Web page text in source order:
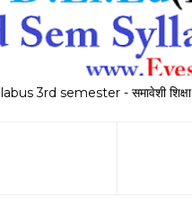
3rd semester - समावेशी शिक्षा